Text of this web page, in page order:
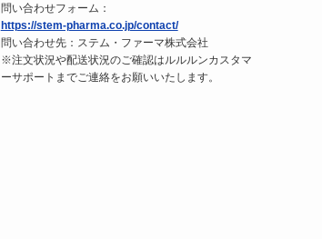
問い合わせフォーム：
https://stem-pharma.co.jp/contact/
問い合わせ先：ステム・ファーマ株式会社
※注文状況や配送状況のご確認はルルルンカスタマ
ーサポートまでご連絡をお願いいたします。